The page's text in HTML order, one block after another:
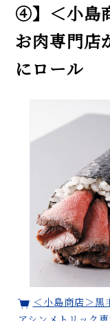
④】＜小島
お肉専門店
にロール
＜小島商店＞黒